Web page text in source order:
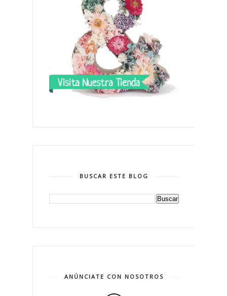
BUSCAR ESTE BLOG
ANÚNCIATE CON NOSOTROS